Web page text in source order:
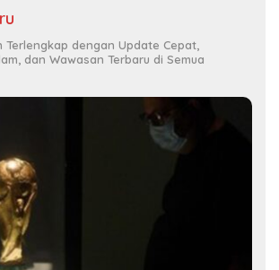
Terlengkap dengan Update Cepat,
dan Wawasan Terbaru di Semua